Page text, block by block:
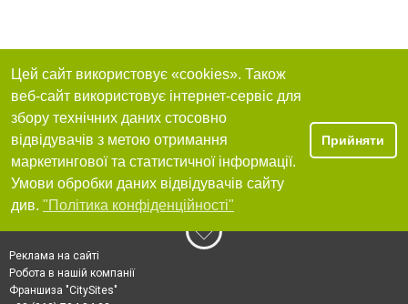
Цей сайт використовує «cookies». Також
веб-сайт використовує інтернет-сервіс для
збору технічних даних стосовно
відвідувачів з метою отримання
маркетингової та статистичної інформації.
Умови обробки даних відвідувачів сайту
див. "Політика конфіденційності"
Прийняти
Реклама на сайті
Робота в нашій компанії
Франшиза "CitySites"